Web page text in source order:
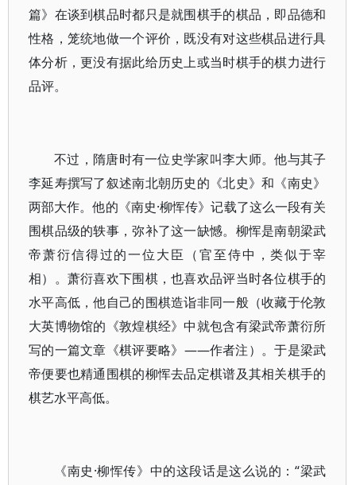
篇》在谈到棋品时都只是就围棋手的棋品，即品德和
性格，笼统地做一个评价，既没有对这些棋品进行具
体分析，更没有据此给历史上或当时棋手的棋力进行
品评。
不过，隋唐时有一位史学家叫李大师。他与其子
李延寿撰写了叙述南北朝历史的《北史》和《南史》
两部大作。他的《南史·柳恽传》记载了这么一段有关
围棋品级的轶事，弥补了这一缺憾。柳恽是南朝梁武
帝萧衍信得过的一位大臣（官至侍中，类似于宰
相）。萧衍喜欢下围棋，也喜欢品评当时各位棋手的
水平高低，他自己的围棋造诣非同一般（收藏于伦敦
大英博物馆的《敦煌棋经》中就包含有梁武帝萧衍所
写的一篇文章《棋评要略》——作者注）。于是梁武
帝便要也精通围棋的柳恽去品定棋谱及其相关棋手的
棋艺水平高低。
《南史·柳恽传》中的这段话是这么说的：“梁武